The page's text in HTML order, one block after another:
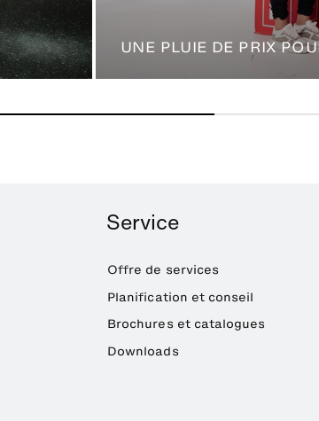
UNE PLUIE DE PRIX
Service
Offre de services
Planification et conseil
Brochures et catalogues
Downloads